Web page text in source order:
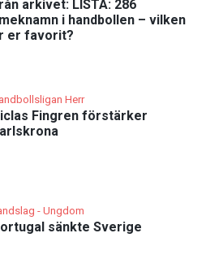
arkivet: LISTA: 286
i handbollen – vilken
er favorit?
Herr
Fingren förstärker
- Ungdom
sänkte Sverige